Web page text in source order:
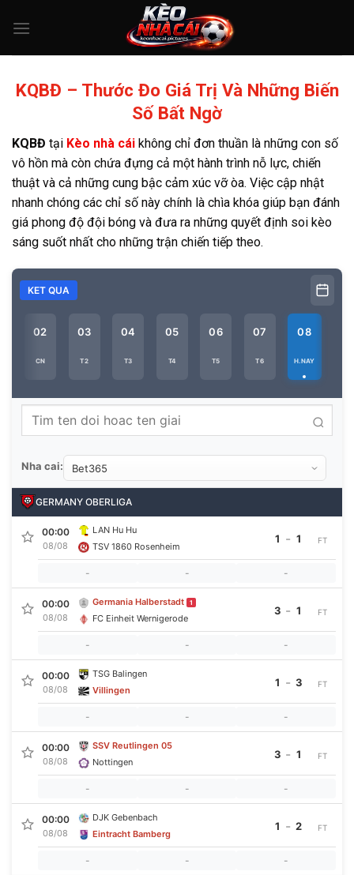
KQBĐ – Thước Đo Giá Trị Và Những Biến
Số Bất Ngờ
KQBĐ tại Kèo nhà cái không chỉ đơn thuần là những con số
vô hồn mà còn chứa đựng cả một hành trình nỗ lực, chiến
thuật và cả những cung bậc cảm xúc vỡ òa. Việc cập nhật
nhanh chóng các chỉ số này chính là chìa khóa giúp bạn đánh
giá phong độ đội bóng và đưa ra những quyết định soi kèo
sáng suốt nhất cho những trận chiến tiếp theo.
KET QUA
02
CN
03
T2
04
T3
05
T4
06
T5
07
T6
08
H.NAY
Nha cai:
GERMANY OBERLIGA
00:00
08/08
LAN Hu Hu
TSV 1860 Rosenheim
1 - 1
- - -
FT
00:00
08/08
Germania Halberstadt 1
FC Einheit Wernigerode
3 - 1
- - -
FT
00:00
08/08
TSG Balingen
Villingen
1 - 3
- - -
FT
00:00
08/08
SSV Reutlingen 05
Nottingen
3 - 1
- - -
FT
00:00
08/08
DJK Gebenbach
Eintracht Bamberg
1 - 2
- - -
FT